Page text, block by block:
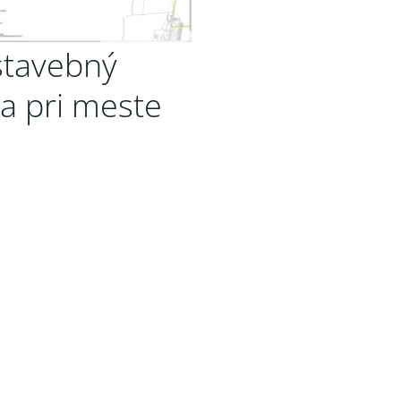
pri meste